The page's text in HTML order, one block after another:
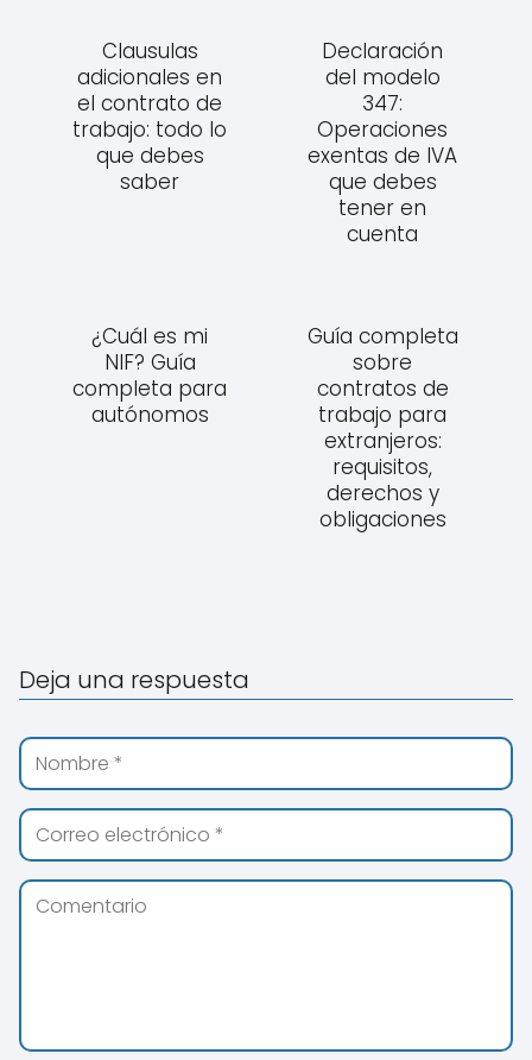
Clausulas
adicionales en
el contrato de
trabajo: todo lo
que debes
saber
Declaración
del modelo
347:
Operaciones
exentas de IVA
que debes
tener en
cuenta
¿Cuál es mi
NIF? Guía
completa para
autónomos
Guía completa
sobre
contratos de
trabajo para
extranjeros:
requisitos,
derechos y
obligaciones
Deja una respuesta